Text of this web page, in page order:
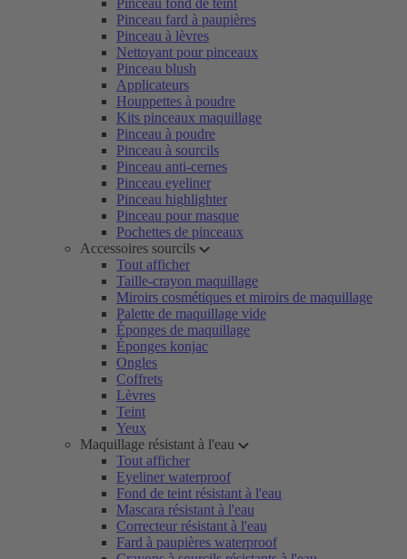
Pinceau fond de teint
Pinceau fard à paupières
Pinceau à lèvres
Nettoyant pour pinceaux
Pinceau blush
Applicateurs
Houppettes à poudre
Kits pinceaux maquillage
Pinceau à poudre
Pinceau à sourcils
Pinceau anti-cernes
Pinceau eyeliner
Pinceau highlighter
Pinceau pour masque
Pochettes de pinceaux
Accessoires sourcils
Tout afficher
Taille-crayon maquillage
Miroirs cosmétiques et miroirs de maquillage
Palette de maquillage vide
Éponges de maquillage
Éponges konjac
Ongles
Coffrets
Lèvres
Teint
Yeux
Maquillage résistant à l'eau
Tout afficher
Eyeliner waterproof
Fond de teint résistant à l'eau
Mascara résistant à l'eau
Correcteur résistant à l'eau
Fard à paupières waterproof